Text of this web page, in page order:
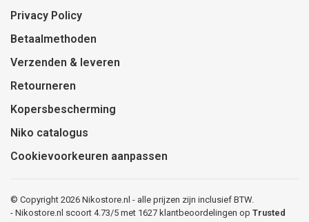
Privacy Policy
Betaalmethoden
Verzenden & leveren
Retourneren
Kopersbescherming
Niko catalogus
Cookievoorkeuren aanpassen
© Copyright 2026 Nikostore.nl - alle prijzen zijn inclusief BTW.
- Nikostore.nl scoort 4.73/5 met 1627 klantbeoordelingen op Trusted